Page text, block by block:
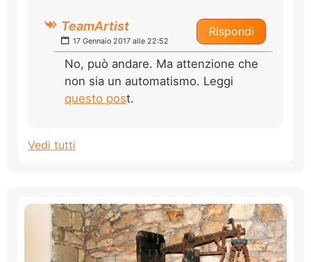
Rispondi
TeamArtist
17 Gennaio 2017 alle 22:52
No, può andare. Ma attenzione che
non sia un automatismo. Leggi
questo post.
Vedi tutti